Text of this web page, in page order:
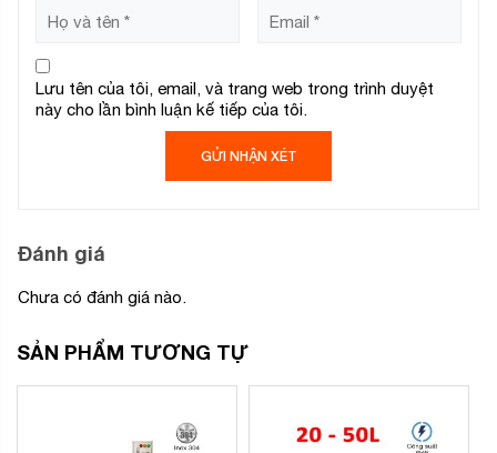
Lưu tên của tôi, email, và trang web trong trình duyệt
này cho lần bình luận kế tiếp của tôi.
Đánh giá
Chưa có đánh giá nào.
SẢN PHẨM TƯƠNG TỰ